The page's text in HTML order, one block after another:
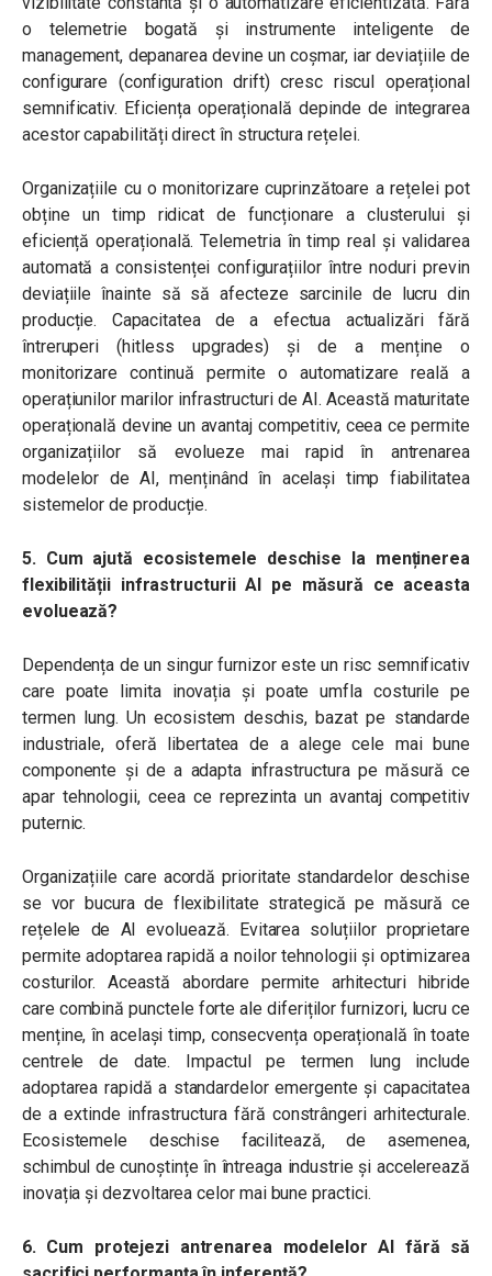
o telemetrie bogată și instrumente inteligente de
management, depanarea devine un coșmar, iar deviațiile de
configurare (configuration drift) cresc riscul operațional
semnificativ. Eficiența operațională depinde de integrarea
acestor capabilități direct în structura rețelei.
Organizațiile cu o monitorizare cuprinzătoare a rețelei pot
obține un timp ridicat de funcționare a clusterului și
eficiență operațională. Telemetria în timp real și validarea
automată a consistenței configurațiilor între noduri previn
deviațiile înainte să să afecteze sarcinile de lucru din
producție. Capacitatea de a efectua actualizări fără
întreruperi (hitless upgrades) și de a menține o
monitorizare continuă permite o automatizare reală a
operațiunilor marilor infrastructuri de AI. Această maturitate
operațională devine un avantaj competitiv, ceea ce permite
organizațiilor să evolueze mai rapid în antrenarea
modelelor de AI, menținând în același timp fiabilitatea
sistemelor de producție.
5. Cum ajută ecosistemele deschise la menținerea
flexibilității infrastructurii AI pe măsură ce aceasta
evoluează?
Dependența de un singur furnizor este un risc semnificativ
care poate limita inovația și poate umfla costurile pe
termen lung. Un ecosistem deschis, bazat pe standarde
industriale, oferă libertatea de a alege cele mai bune
componente și de a adapta infrastructura pe măsură ce
apar tehnologii, ceea ce reprezinta un avantaj competitiv
puternic.
Organizațiile care acordă prioritate standardelor deschise
se vor bucura de flexibilitate strategică pe măsură ce
rețelele de AI evoluează. Evitarea soluțiilor proprietare
permite adoptarea rapidă a noilor tehnologii și optimizarea
costurilor. Această abordare permite arhitecturi hibride
care combină punctele forte ale diferiților furnizori, lucru ce
menține, în același timp, consecvența operațională în toate
centrele de date. Impactul pe termen lung include
adoptarea rapidă a standardelor emergente și capacitatea
de a extinde infrastructura fără constrângeri arhitecturale.
Ecosistemele deschise facilitează, de asemenea,
schimbul de cunoștințe în întreaga industrie și accelerează
inovația și dezvoltarea celor mai bune practici.
6. Cum protejezi antrenarea modelelor AI fără să